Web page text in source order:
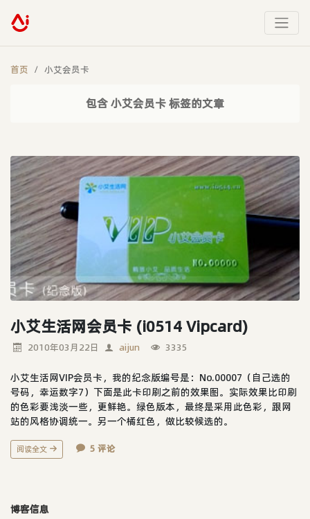
首页 小艾会员卡
包含 小艾会员卡 标签的文章
小艾生活网会员卡 (i0514 Vipcard)
2010年03月22日 aijun 3335
小艾生活网VIP会员卡，我的纪念版编号是：No.00007（自己选的
号码，幸运数字7）下面是此卡印刷之前的效果图。实际效果比印刷
的色彩要浅淡一些，更鲜艳。绿色版本，最终是采用此色彩，跟网
站的风格协调统一。另一个橘红色，做比较候选的。
阅读全文 5 评论
博客信息